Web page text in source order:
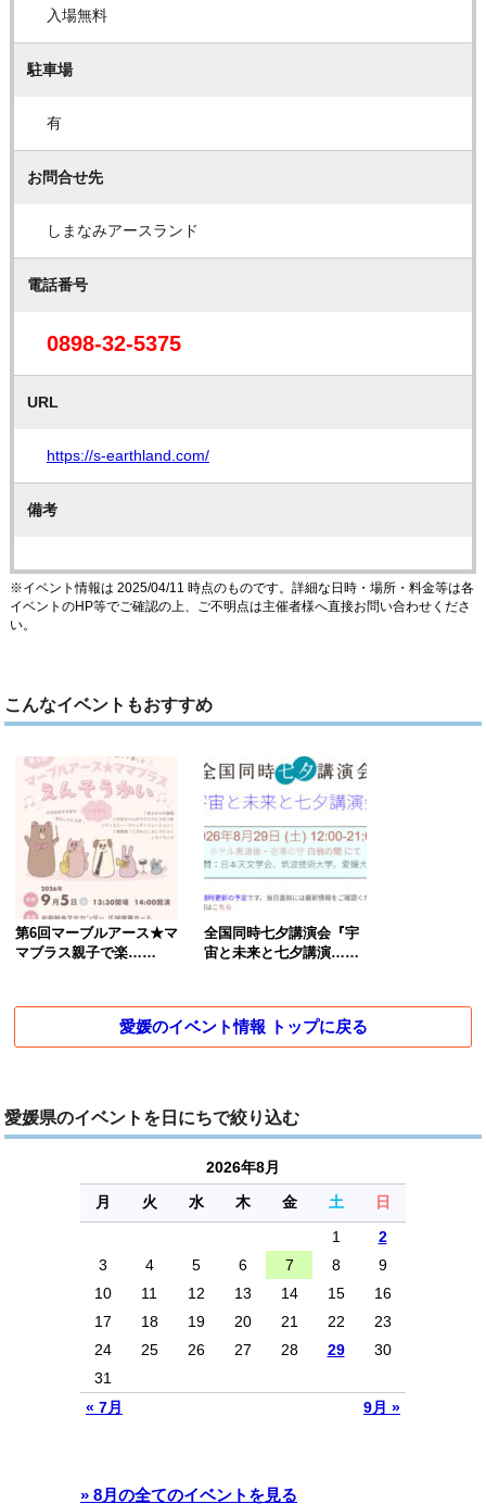
入場無料
駐車場
有
お問合せ先
しまなみアースランド
電話番号
0898-32-5375
URL
https://s-earthland.com/
備考
※イベント情報は 2025/04/11 時点のものです。詳細な日時・場所・料金等は各
イベントのHP等でご確認の上、ご不明点は主催者様へ直接お問い合わせくださ
い。
こんなイベントもおすすめ
第6回マーブルアース★マ
マブラス親子で楽……
全国同時七夕講演会『宇
宙と未来と七夕講演……
愛媛のイベント情報 トップに戻る
愛媛県のイベントを日にちで絞り込む
2026年8月
月
火 水 木 金 土 日
« 7月 9月 »
1
2
3
4 5 6 7 8
9
10
11 12 13 14 15
16
17
18 19 20 21 22
23
24
25 26 27 28 29
30
31
» 8月の全てのイベントを見る